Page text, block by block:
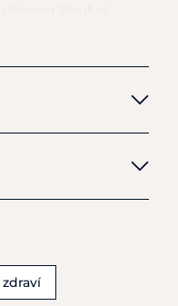
0%, hrubá vláknina